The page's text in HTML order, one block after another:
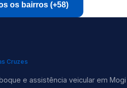
os bairros (+58)
Cruzes
e assistência veicular em Mogi